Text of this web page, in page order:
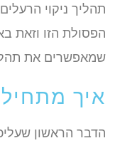
תהליך ניקוי
הפסולת הזו וזאת
שמאפשרים את
איך
הדבר הראשון